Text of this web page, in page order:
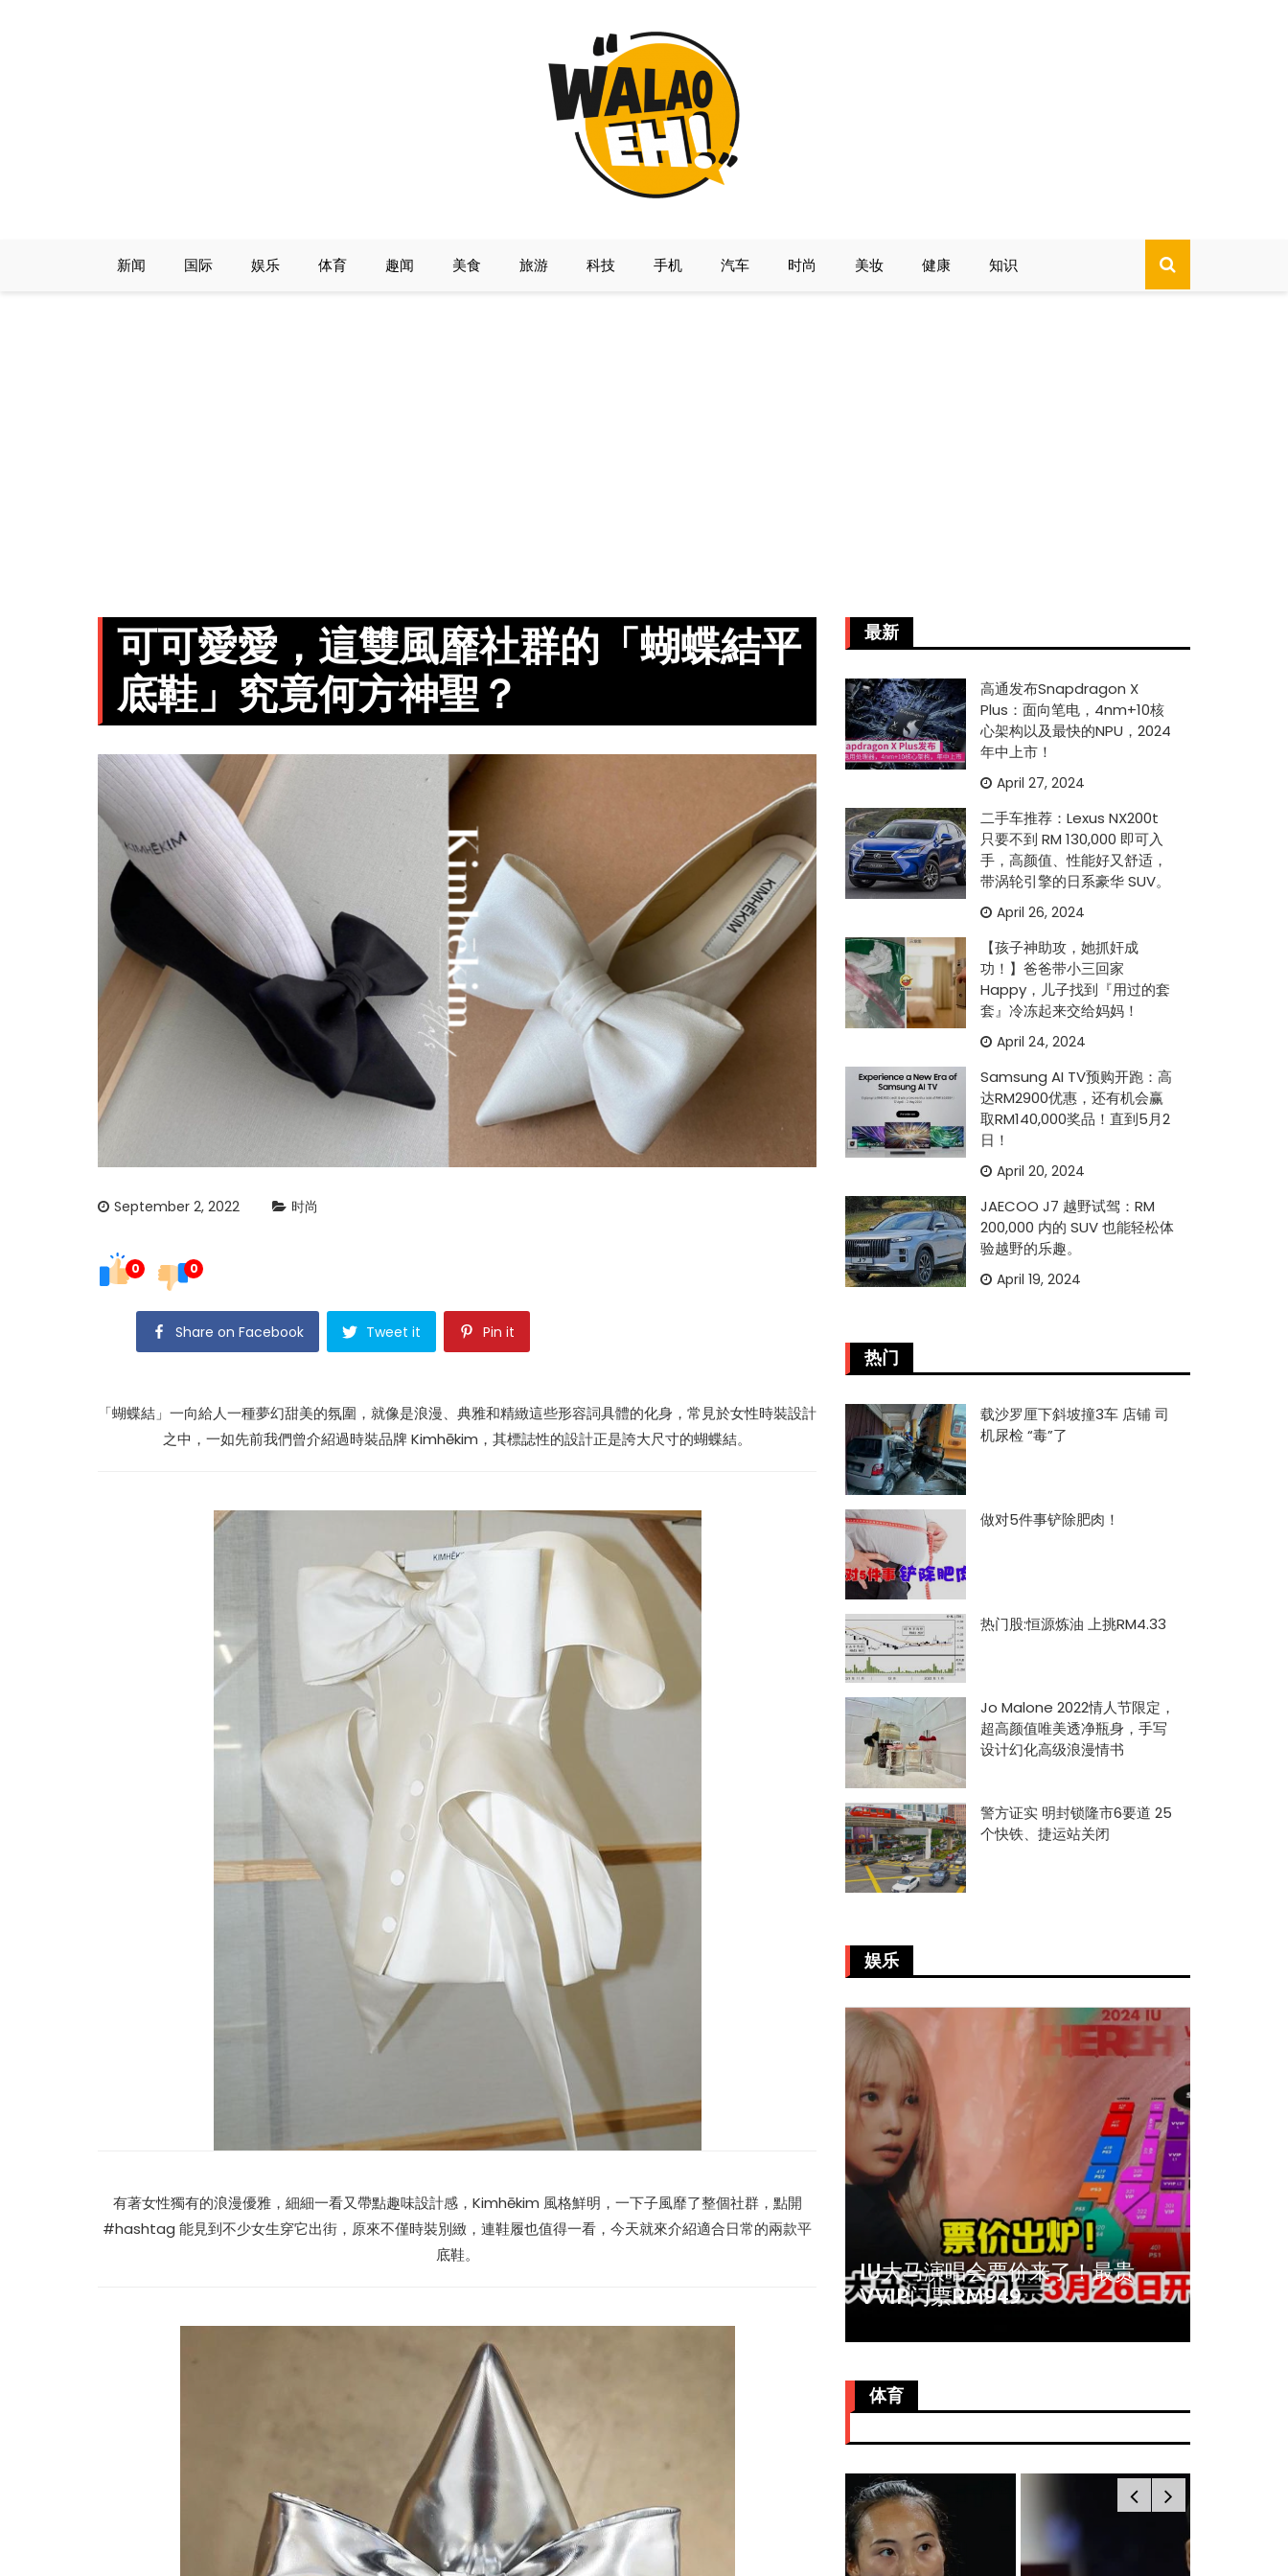
新闻 国际 娱乐 体育 趣闻 美食 旅游 科技 手机 汽车 时尚 美妆 健康 知识
可可愛愛，這雙風靡社群的「蝴蝶結平
底鞋」究竟何方神聖？
September 2, 2022 时尚
0 0
Share on Facebook Tweet it Pin it
「蝴蝶結」一向給人一種夢幻甜美的氛圍，就像是浪漫、典雅和精緻這些形容詞具體的化身，常見於女性時裝設計
之中，一如先前我們曾介紹過時裝品牌 Kimhēkim，其標誌性的設計正是誇大尺寸的蝴蝶結。
有著女性獨有的浪漫優雅，細細一看又帶點趣味設計感，Kimhēkim 風格鮮明，一下子風靡了整個社群，點開
#hashtag 能見到不少女生穿它出街，原來不僅時裝別緻，連鞋履也值得一看，今天就來介紹適合日常的兩款平
底鞋。
最新
高通发布Snapdragon X
Plus：面向笔电，4nm+10核
心架构以及最快的NPU，2024
年中上市！
April 27, 2024
二手车推荐：Lexus NX200t
只要不到 RM 130,000 即可入
手，高颜值、性能好又舒适，
带涡轮引擎的日系豪华 SUV。
April 26, 2024
【孩子神助攻，她抓奸成
功！】爸爸带小三回家
Happy，儿子找到『用过的套
套』冷冻起来交给妈妈！
April 24, 2024
Samsung AI TV预购开跑：高
达RM2900优惠，还有机会赢
取RM140,000奖品！直到5月2
日！
April 20, 2024
JAECOO J7 越野试驾：RM
200,000 内的 SUV 也能轻松体
验越野的乐趣。
April 19, 2024
热门
载沙罗厘下斜坡撞3车 店铺 司
机尿检 “毒”了
做对5件事铲除肥肉！
热门股:恒源炼油 上挑RM4.33
Jo Malone 2022情人节限定，
超高颜值唯美透净瓶身，手写
设计幻化高级浪漫情书
警方证实 明封锁隆市6要道 25
个快铁、捷运站关闭
娱乐
周冬雨爆秀场耍大牌！拒与VIP合
影全程臭脸不配合
体育